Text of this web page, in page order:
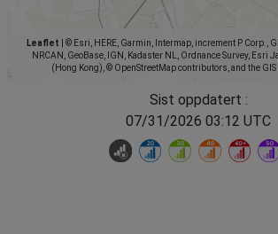
Leaflet
© Esri, HERE, Garmin, Intermap, increment P Corp.,
NRCAN, GeoBase, IGN, Kadaster NL, Ordnance Survey, Esri
(Hong Kong), © OpenStreetMap contributors, and the
Sist oppdatert :
07/31/2026 03:12 UTC